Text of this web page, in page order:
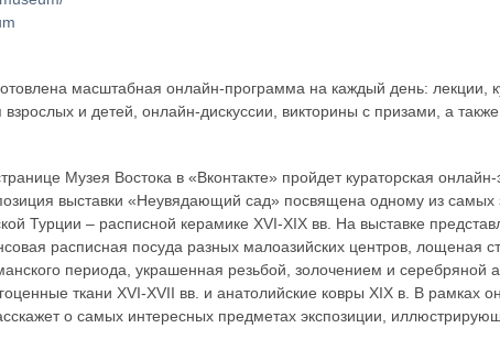
масштабная онлайн-программа на каждый день: лекции,
и детей, онлайн-дискуссии, викторины с призами, а
Музея Востока в «Вконтакте» пройдет кураторская онлайн-
выставки «Неувядающий сад» посвящена одному из самых
Турции – расписной керамике XVI-XIX вв. На выставке
расписная посуда разных малоазийских центров, лощеная
периода, украшенная резьбой, золочением и серебряной
ткани XVI-XVII вв. и анатолийские ковры XIX в. В рамках
о самых интересных предметах экспозиции,